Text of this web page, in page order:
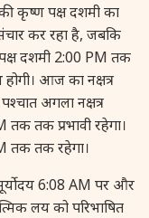
Anvadhan
*Anshika
Gayatri Jayanti
Narali Purnima
की कृष्ण पक्ष दशमी का
कर रहा है, जबकि
दशमी 2:00 PM तक
आज का नक्षत्र
अगला नक्षत्र
तक प्रभावी रहेगा।
तक तक रहेगा।
6:08 AM पर और
लय को परिभाषित